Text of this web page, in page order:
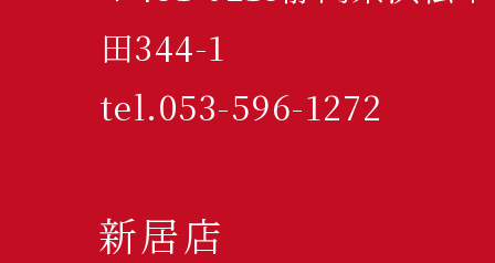
田344-1
tel.053-596-1272
新居店